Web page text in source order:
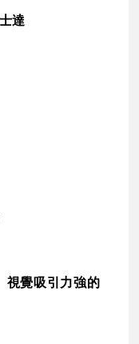
達
視覺吸引力強的